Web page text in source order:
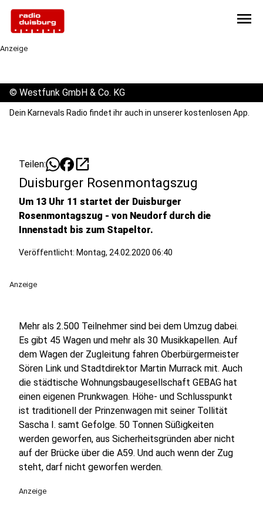
menu
Anzeige
© Westfunk GmbH & Co. KG
Dein Karnevals Radio findet ihr auch in unserer kostenlosen App.
Teilen: open_in_new
Duisburger Rosenmontagszug
Um 13 Uhr 11 startet der Duisburger
Rosenmontagszug - von Neudorf durch die
Innenstadt bis zum Stapeltor.
Veröffentlicht: Montag, 24.02.2020 06:40
Anzeige
Mehr als 2.500 Teilnehmer sind bei dem Umzug dabei.
Es gibt 45 Wagen und mehr als 30 Musikkapellen. Auf
dem Wagen der Zugleitung fahren Oberbürgermeister
Sören Link und Stadtdirektor Martin Murrack mit. Auch
die städtische Wohnungsbaugesellschaft GEBAG hat
einen eigenen Prunkwagen. Höhe- und Schlusspunkt
ist traditionell der Prinzenwagen mit seiner Tollität
Sascha I. samt Gefolge. 50 Tonnen Süßigkeiten
werden geworfen, aus Sicherheitsgründen aber nicht
auf der Brücke über die A59. Und auch wenn der Zug
steht, darf nicht geworfen werden.
Anzeige